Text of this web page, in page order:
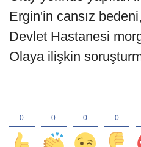
Ergin'in cansız
Devlet Hastanesi
Olaya ilişkin